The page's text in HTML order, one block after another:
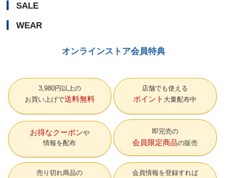
SALE
WEAR
オンラインストア会員特典
3,980円以上の
お買い上げで送料無料
店舗でも使える
ポイント 大量配布中
お得なクーポン
情報を配布
即完売の
会員限定商品の販売
売り切れ商品の 会員情報を登録すれば